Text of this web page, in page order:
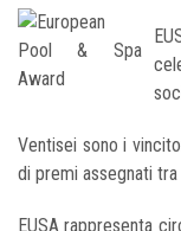
Ventisei sono i
di premi assegnati
EUSA rappresenta